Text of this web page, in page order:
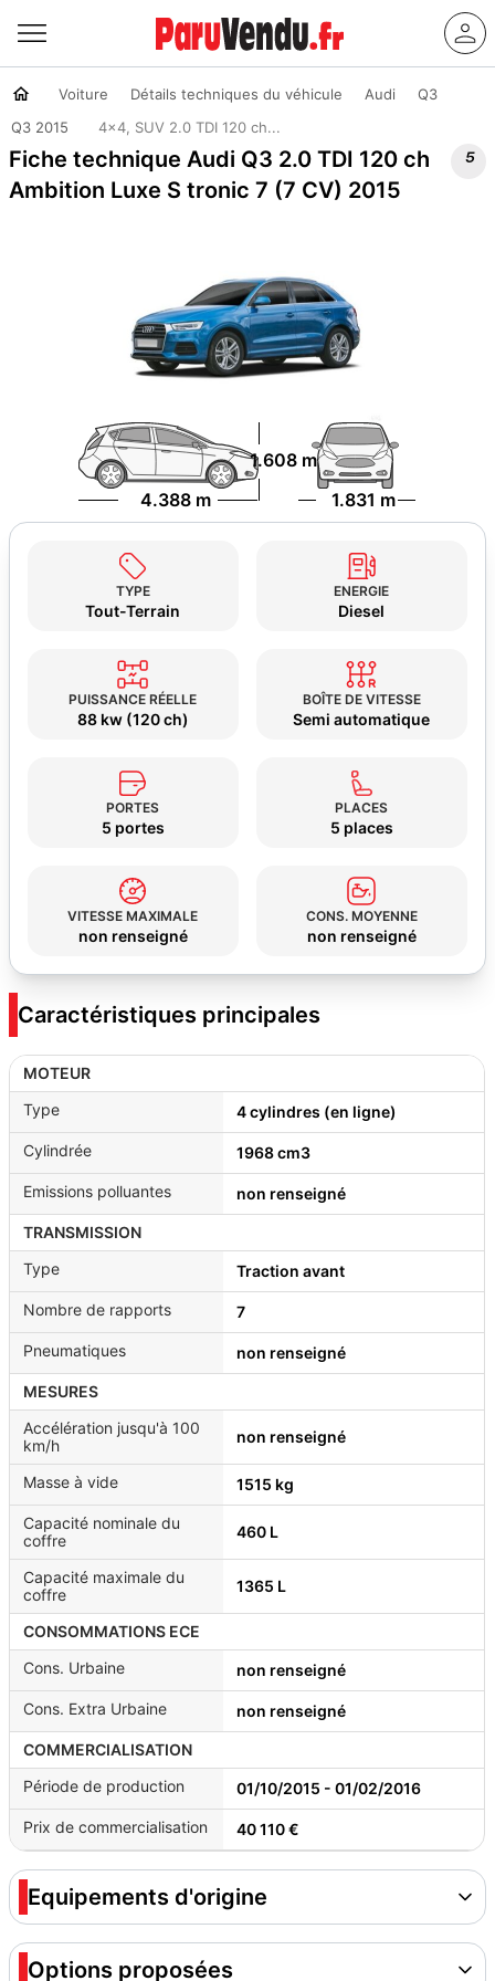
Voiture Détails techniques du véhicule Audi
Q3
Q3 2015
4x4, SUV 2.0 TDI 120 ch...
Fiche technique Audi Q3 2.0 TDI 120 ch
Ambition Luxe S tronic 7 (7 CV) 2015

4.388 m 1.831 m
1.608 m
TYPE
Tout-Terrain
ENERGIE
Diesel
PUISSANCE RÉELLE
88 kw (120 ch)
BOÎTE DE VITESSE
Semi automatique
PORTES
5 portes
PLACES
5 places
VITESSE MAXIMALE
non renseigné
CONS. MOYENNE
non renseigné
Caractéristiques principales
MOTEUR
Type
4 cylindres (en ligne)
Cylindrée 1968 cm3
Emissions polluantes non renseigné
TRANSMISSION
Type
Traction avant
Nombre de rapports 7
Pneumatiques non renseigné
MESURES
Accélération jusqu'à 100
km/h
non renseigné
Masse à vide 1515 kg
Capacité nominale du
coffre
460 L
Capacité maximale du
coffre
1365 L
CONSOMMATIONS ECE
Cons. Urbaine
non renseigné
Cons. Extra Urbaine non renseigné
COMMERCIALISATION
Période de production
01/10/2015 - 01/02/2016
Prix de commercialisation 40 110 €
Equipements d'origine
Options proposées